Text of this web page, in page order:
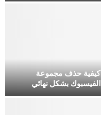
كيفية حذف مجموعة
الفيسبوك بشكل نهائي